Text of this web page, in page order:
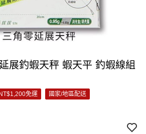
展釣蝦天秤 蝦天平 釣蝦線組
免運 國家/地區配送